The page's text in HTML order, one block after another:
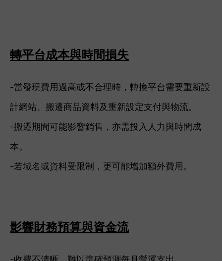
轉平台成本與時間損失
-當發現費用過高或不合理時，轉換平台需要重新設
計網站、搬遷商品資料及重新設定支付與物流。
-搬遷期間可能影響銷售，亦需投入人力與時間成
本。
-若域名或資料受限制，更可能增加額外費用。
影響財務預算與資金流